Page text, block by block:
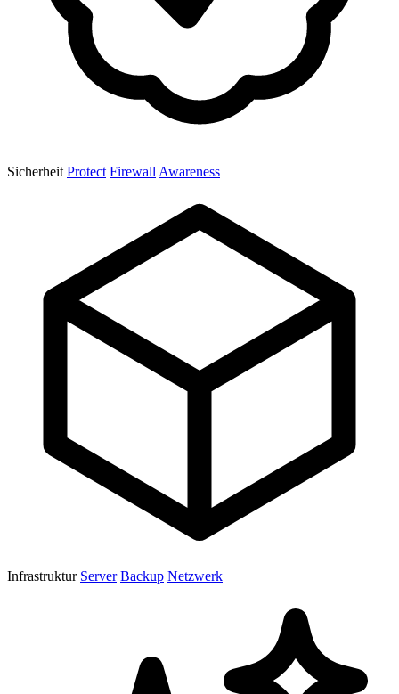
Sicherheit Protect Firewall Awareness
Infrastruktur Server Backup Netzwerk